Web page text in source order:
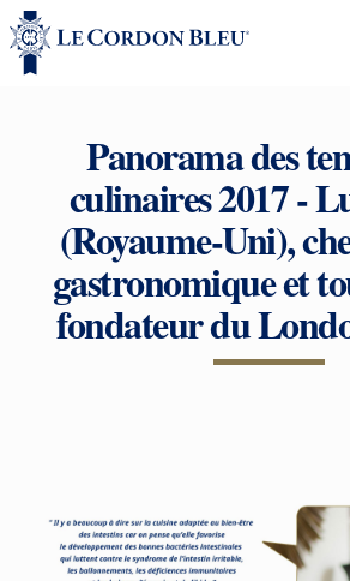
Panorama des
culinaires 2017 -
(Royaume-Uni),
gastronomique et
fondateur du